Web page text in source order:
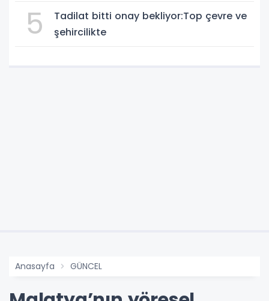
5
Tadilat bitti onay bekliyor:Top çevre ve
şehircilikte
Anasayfa GÜNCEL